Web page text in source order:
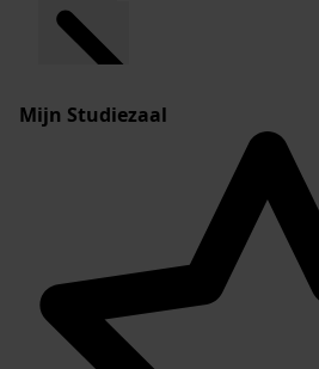
Mijn Studiezaal